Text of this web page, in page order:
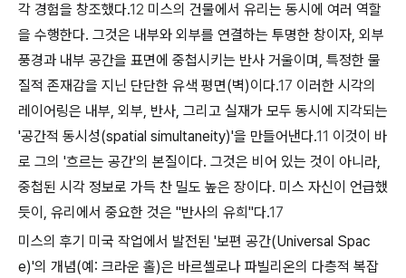
각 경험을 창조했다.12 미스의 건물에서 유리는 동시에 여러 역할
을 수행한다. 그것은 내부와 외부를 연결하는 투명한 창이자, 외부
풍경과 내부 공간을 표면에 중첩시키는 반사 거울이며, 특정한 물
질적 존재감을 지닌 단단한 유색 평면(벽)이다.17 이러한 시각의
레이어링은 내부, 외부, 반사, 그리고 실재가 모두 동시에 지각되는
'공간적 동시성(spatial simultaneity)'을 만들어낸다.11 이것이 바
로 그의 '흐르는 공간'의 본질이다. 그것은 비어 있는 것이 아니라,
중첩된 시각 정보로 가득 찬 밀도 높은 장이다. 미스 자신이 언급했
듯이, 유리에서 중요한 것은 "반사의 유희"다.17
미스의 후기 미국 작업에서 발전된 '보편 공간(Universal Spac
e)'의 개념(예: 크라운 홀)은 바르셀로나 파빌리온의 다층적 복잡